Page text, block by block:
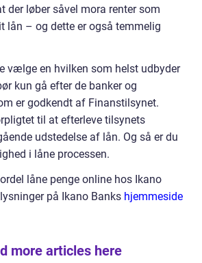
der løber såvel mora renter som
lån – og dette er også temmelig
vælge en hvilken som helst udbyder
kun gå efter de banker og
er godkendt af Finanstilsynet.
til at efterleve tilsynets
udstedelse af lån. Og så er du
i låne processen.
låne penge online hos Ikano
på Ikano Banks hjemmeside
more articles here